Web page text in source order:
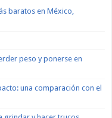
baratos en México,
peso y ponerse en
una comparación con el